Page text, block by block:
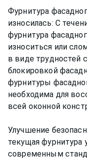
Фурнитура
износилась: С
фурнитура
износиться или
в виде трудностей
блокировкой
фурнитуры
необходима для
всей оконной
Улучшение
текущая фурнитура
современным